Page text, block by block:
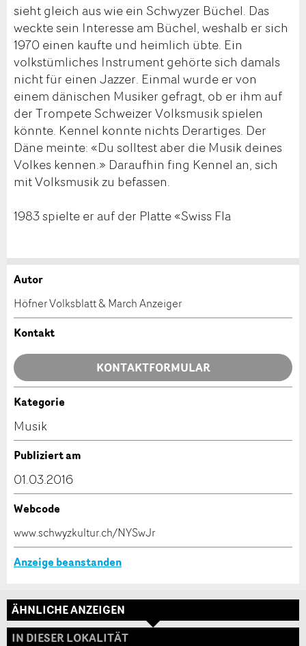
sieht gleich aus wie ein Schwyzer Büchel. Das
weckte sein Interesse am Büchel, weshalb er sich
1970 einen kaufte und heimlich übte. Ein
volkstümliches Instrument gehörte sich damals
nicht für einen Jazzer. Einmal wurde er von
einem dänischen Musiker gefragt, ob er ihm auf
der Trompete Schweizer Volksmusik spielen
könnte. Kennel konnte nichts Derartiges. Der
Däne meinte: «Du solltest aber die Musik deines
Volkes kennen.» Daraufhin fing Kennel an, sich
mit Volksmusik zu befassen.
1983 spielte er auf der Platte «Swiss Fla
Anzeige beanstanden
Ihr Feedback wird sehr geschätzt!
Allgemeines Feedback
Anzeige nicht mehr gültig
Anzeige unvollständig
Anzeige weiterempfehlen
Empfehlen Sie diese Anzeige an Freunde weiter.
* Eingabe erforderlich
Autor
Höfner Volksblatt & March Anzeiger
Kontakt
KONTAKTFORMULAR
Kontakt
Verfassen Sie eine Nachricht für die Kontaktpersonen
Adresse
Kategorie
Musik
Publiziert am
01.03.2016
Webcode
www.schwyzkultur.ch/NYSwJr
Anzeige beanstanden
ÄHNLICHE ANZEIGEN
IN DIESER LOKALITÄT